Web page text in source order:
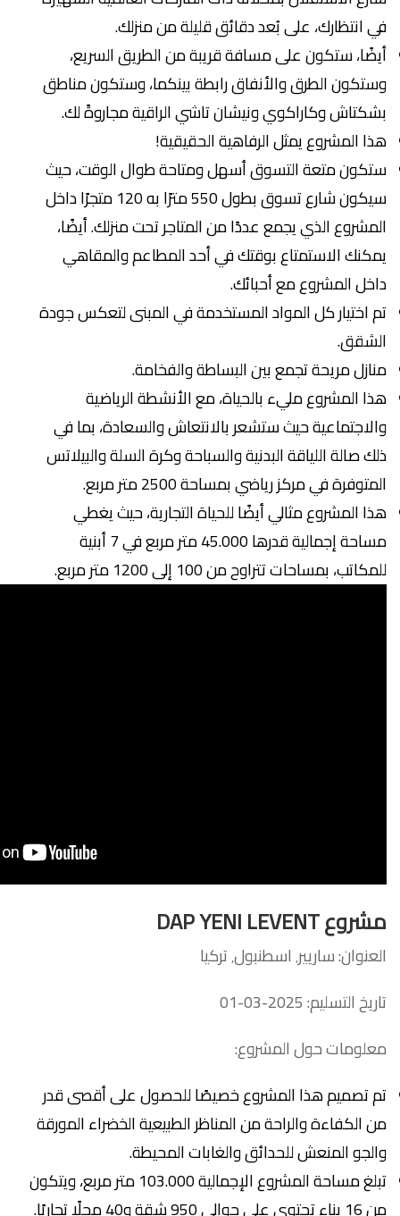
في انتظارك، على بُعد دقائق قليلة من منزلك.
أيضًا، ستكون على مسافة قريبة من الطريق السريع،
وستكون الطرق والأنفاق رابطة بينكما، وستكون مناطق
بشكتاش وكاراكوي ونيشان تاشي الراقية مجاروةً لك.
هذا المشروع يمثل الرفاهية الحقيقية!
ستكون متعة التسوق أسهل ومتاحة طوال الوقت، حيث
سيكون شارع تسوق بطول 550 مترًا به 120 متجرًا داخل
المشروع الذي يجمع عددًا من المتاجر تحت منزلك. أيضًا،
يمكنك الاستمتاع بوقتك في أحد المطاعم والمقاهي
داخل المشروع مع أحبائك.
تم اختيار كل المواد المستخدمة في المبنى لتعكس جودة
الشقق.
منازل مريحة تجمع بين البساطة والفخامة.
هذا المشروع مليء بالحياة، مع الأنشطة الرياضية
والاجتماعية حيث ستشعر بالانتعاش والسعادة، بما في
ذلك صالة اللياقة البدنية والسباحة وكرة السلة والبيلاتس
المتوفرة في مركز رياضي بمساحة 2500 متر مربع.
هذا المشروع مثالي أيضًا للحياة التجارية، حيث يغطي
مساحة إجمالية قدرها 45.000 متر مربع في 7 أبنية
للمكاتب، بمساحات تتراوح من 100 إلى 1200 متر مربع.
مشروع
العنوان: ساريير٬ اسطنبول٬ تركيا
تاريخ التسليم: 2025-03-01
معلومات حول المشروع:
تم تصميم هذا المشروع خصيصًا للحصول على أقصى قدر
من الكفاءة والراحة من المناظر الطبيعية الخضراء المورقة
والجو المنعش للحدائق والغابات المحيطة.
تبلغ مساحة المشروع الإجمالية 103.000 متر مربع، ويتكون
من 16 بناء تحتوي على حوالي 950 شقة و40 محلًا تجاريًا.